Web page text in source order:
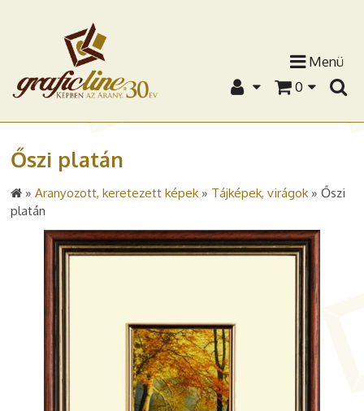
Menü
0
Őszi platán
» Aranyozott, keretezett képek» Tájképek, virágok» Őszi
platán